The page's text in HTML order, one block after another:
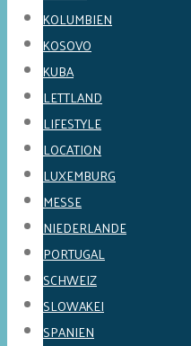
KOLUMBIEN
KOSOVO
KUBA
LETTLAND
LIFESTYLE
LOCATION
LUXEMBURG
MESSE
NIEDERLANDE
PORTUGAL
SCHWEIZ
SLOWAKEI
SPANIEN